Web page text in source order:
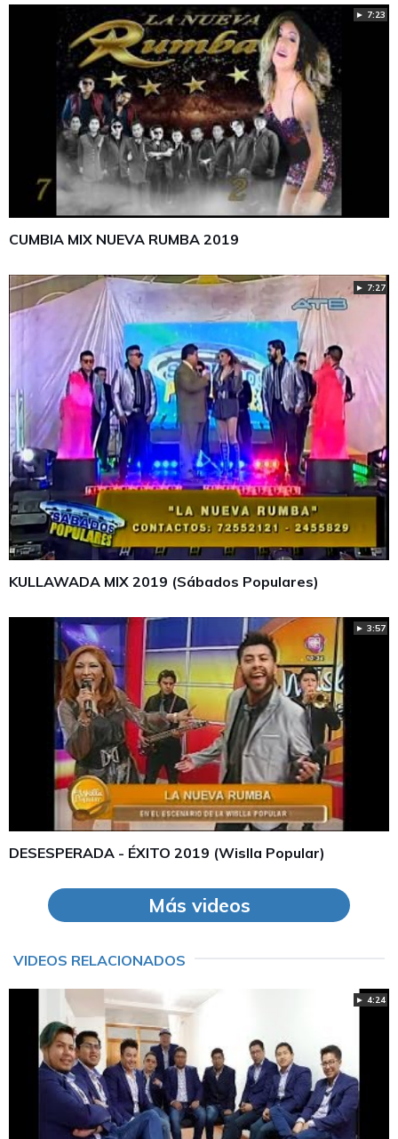
► 7:23
CUMBIA MIX NUEVA RUMBA 2019
► 7:27
KULLAWADA MIX 2019 (Sábados Populares)
► 3:57
DESESPERADA - ÉXITO 2019 (Wislla Popular)
Más videos
VIDEOS RELACIONADOS
► 4:24